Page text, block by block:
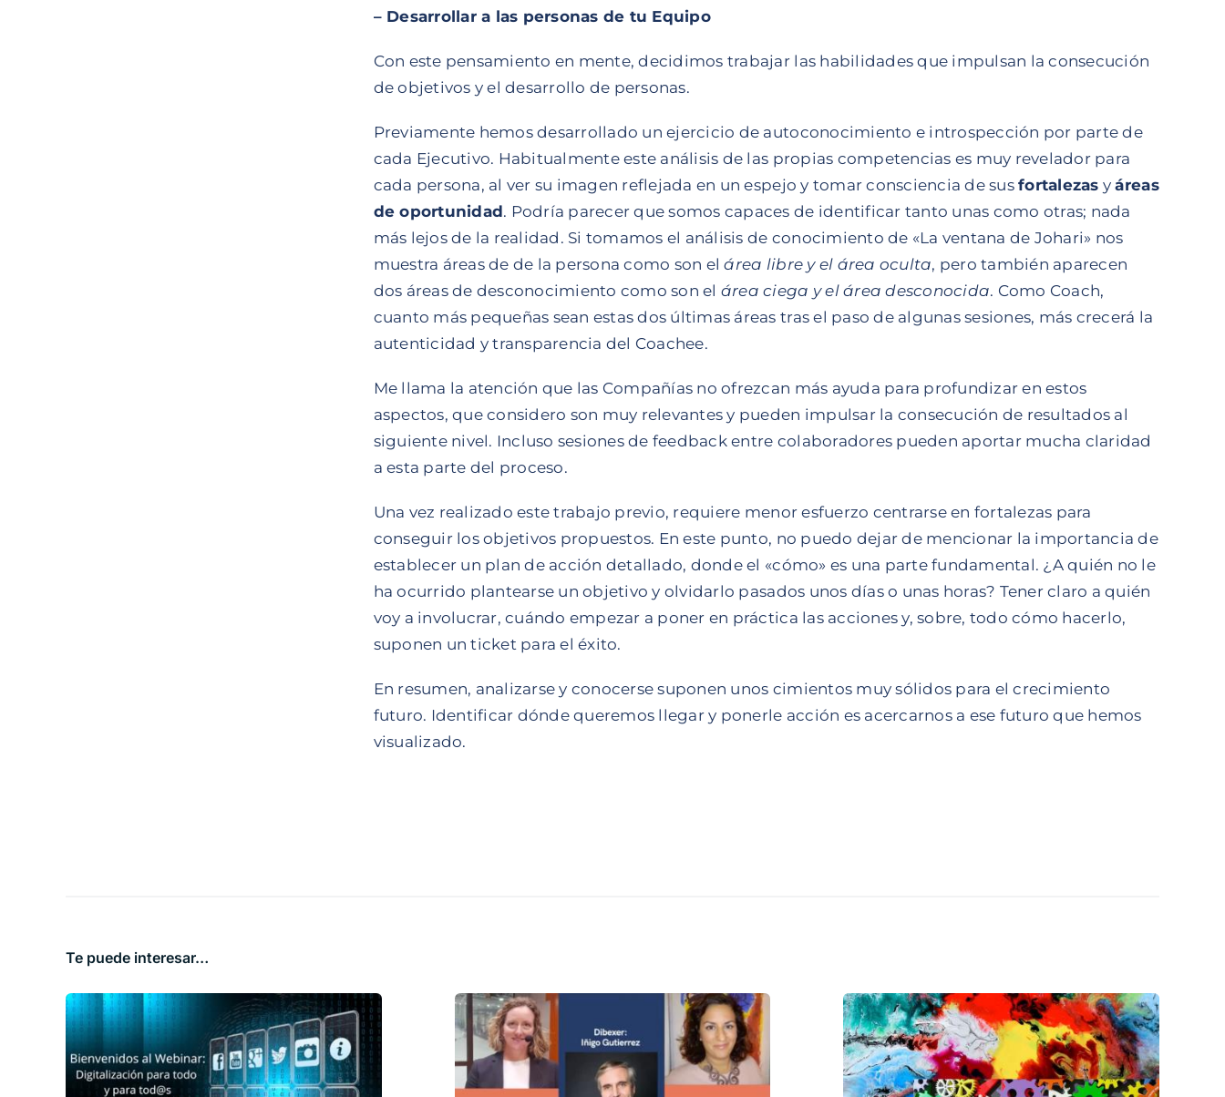
– Desarrollar a las personas de tu Equipo
Con este pensamiento en mente, decidimos trabajar las habilidades que impulsan la consecución
de objetivos y el desarrollo de personas.
Previamente hemos desarrollado un ejercicio de autoconocimiento e introspección por parte de
cada Ejecutivo. Habitualmente este análisis de las propias competencias es muy revelador para
cada persona, al ver su imagen reflejada en un espejo y tomar consciencia de susfortalezas yáreas
de oportunidad. Podría parecer que somos capaces de identificar tanto unas como otras; nada
más lejos de la realidad. Si tomamos el análisis de conocimiento de «La ventana de Johari» nos
muestra áreas de de la persona como son elárea libre y el área oculta, pero también aparecen
dos áreas de desconocimiento como son el área ciega y el área desconocida. Como Coach,
cuanto más pequeñas sean estas dos últimas áreas tras el paso de algunas sesiones, más crecerá la
autenticidad y transparencia del Coachee.
Me llama la atención que las Compañías no ofrezcan más ayuda para profundizar en estos
aspectos, que considero son muy relevantes y pueden impulsar la consecución de resultados al
siguiente nivel. Incluso sesiones de feedback entre colaboradores pueden aportar mucha claridad
a esta parte del proceso.
Una vez realizado este trabajo previo, requiere menor esfuerzo centrarse en fortalezas para
conseguir los objetivos propuestos. En este punto, no puedo dejar de mencionar la importancia de
establecer un plan de acción detallado, donde el «cómo» es una parte fundamental. ¿A quién no le
ha ocurrido plantearse un objetivo y olvidarlo pasados unos días o unas horas? Tener claro a quién
voy a involucrar, cuándo empezar a poner en práctica las acciones y, sobre, todo cómo hacerlo,
suponen un ticket para el éxito.
En resumen, analizarse y conocerse suponen unos cimientos muy sólidos para el crecimiento
futuro. Identificar dónde queremos llegar y ponerle acción es acercarnos a ese futuro que hemos
visualizado.
Te puede interesar…